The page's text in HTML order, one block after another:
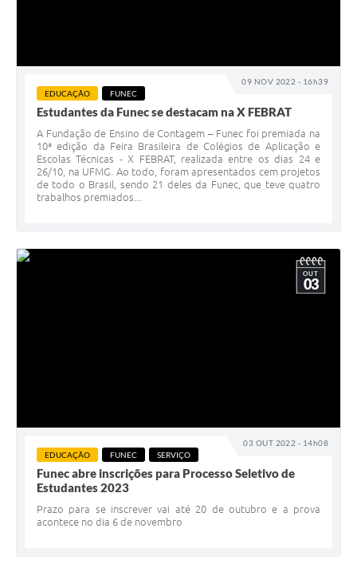
09 NOV 2022 - 16h39
EDUCAÇÃO FUNEC
Estudantes da Funec se destacam na X FEBRAT
A Fundação de Ensino de Contagem – Funec foi premiada na
10ª edição da Feira Brasileira de Colégios de Aplicação e
Escolas Técnicas - X FEBRAT, realizada entre os dias 24 e
26/10, na UFMG. Ao todo, foram apresentados cem projetos
de todo o Brasil, sendo 21 deles da Funec, que teve quatro
trabalhos premiados...
03 OUT 2022 - 14h08
OUT
03
EDUCAÇÃO FUNEC SERVIÇO
Funec abre inscrições para Processo Seletivo de
Estudantes 2023
Prazo para se inscrever vai até 20 de outubro e a prova
acontece no dia 6 de novembro